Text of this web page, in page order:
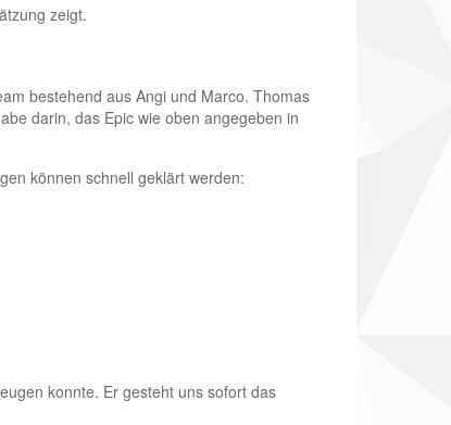
zeigt.
bestehend aus Angi und Marco. Thomas
darin, das Epic wie oben angegeben in
können schnell geklärt werden:
konnte. Er gesteht uns sofort das